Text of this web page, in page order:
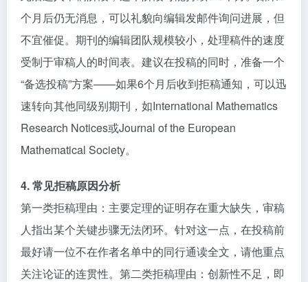
个月后仍无消息，可以礼貌向编辑发邮件询问进展，但
不宜催促。期刊的编辑团队规模较小，处理稿件的速度
受制于审稿人的时间表。建议在投稿的同时，准备一个
“备选投稿”方案——如果6个月后收到拒稿通知，可以迅
速转向其他同级别期刊，如International Mathematics
Research Notices或Journal of the European
Mathematical Society。
4. 常见拒稿原因分析
第一类拒稿理由：主要定理的证明存在重大缺失，审稿
人指出某个关键步骤无法闭环。针对这一点，在投稿前
最好请一位不在作者名单中的同行通读全文，请他重点
关注论证的连贯性。第二类拒稿理由：创新性不足，即